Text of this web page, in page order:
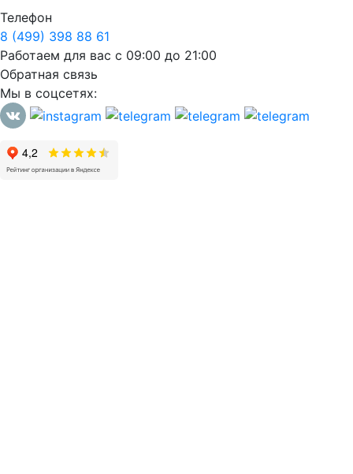
Телефон
8 (499) 398 88 61
Работаем для вас с 09:00 до 21:00
Обратная связь
Мы в соцсетях: